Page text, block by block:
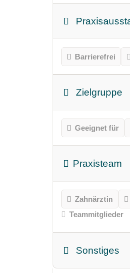
Barrierefrei
Zielgruppe
Geeignet für
Praxisteam
Zahnärztin
Teammitglieder
Sonstiges